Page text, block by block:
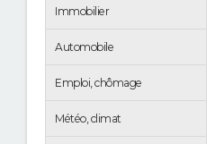
Immobilier
Automobile
Emploi, chômage
Météo, climat